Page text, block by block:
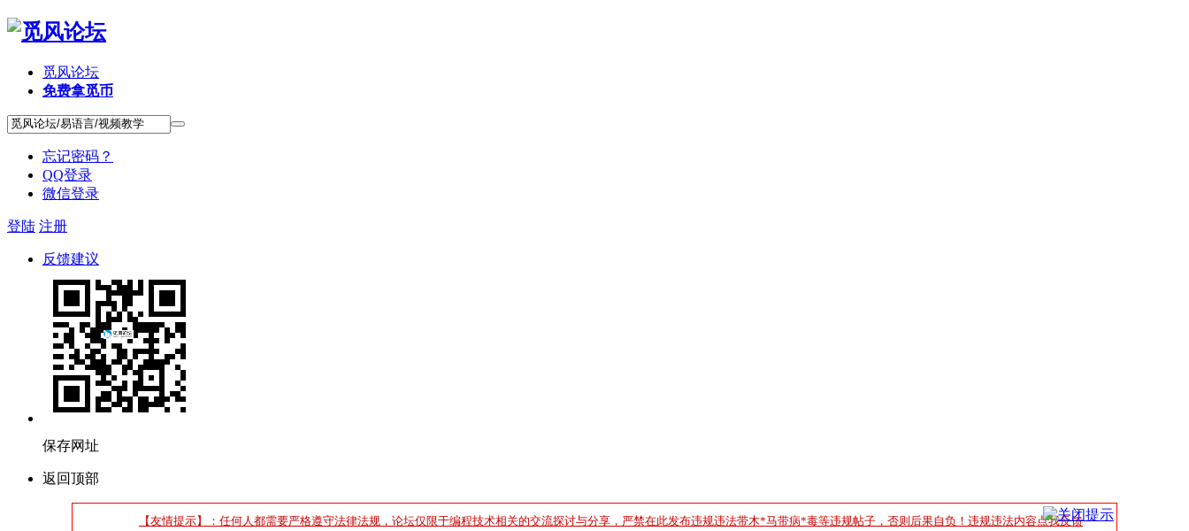
觅风论坛
免费拿觅币
忘记密码？
QQ登录
微信登录
登陆 注册
反馈建议
保存网址
返回顶部
【友情提示】：任何人都需要严格遵守法律法规，论坛仅限于编程技术相关的交流探讨与分享，严禁在此发布违规违法带木*马带病*毒等违规帖子，否则后果自负！违规违法内容点我反馈